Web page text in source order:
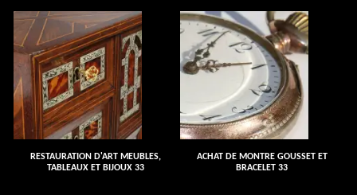
RESTAURATION D'ART MEUBLES,
TABLEAUX ET BIJOUX 33
ACHAT DE MONTRE GOUSSET ET
BRACELET 33